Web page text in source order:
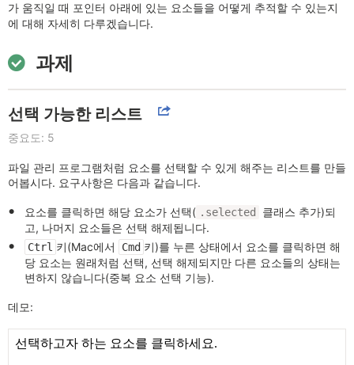
가 움직일 때 포인터 아래에 있는 요소들을 어떻게 추적할 수 있는지
에 대해 자세히 다루겠습니다.
과제
선택 가능한 리스트
중요도: 5
파일 관리 프로그램처럼 요소를 선택할 수 있게 해주는 리스트를 만들
어봅시다. 요구사항은 다음과 같습니다.
요소를 클릭하면 해당 요소가 선택( .selected
클래스 추가)되
고, 나머지 요소들은 선택 해제됩니다.
Ctrl 키(Mac에서 Cmd 키)를 누른 상태에서 요소를 클릭하면 해
당 요소는 원래처럼 선택, 선택 해제되지만 다른 요소들의 상태는
변하지 않습니다(중복 요소 선택 기능).
데모: